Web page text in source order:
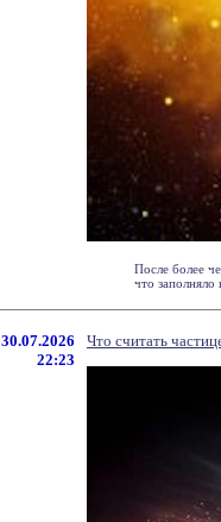
После более
что заполняло
30.07.2026
22:23
Что считать